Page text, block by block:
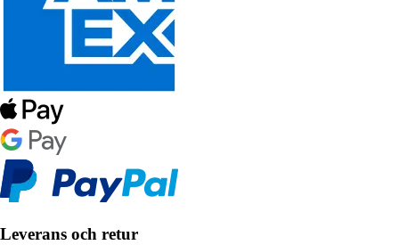
Leverans och retur